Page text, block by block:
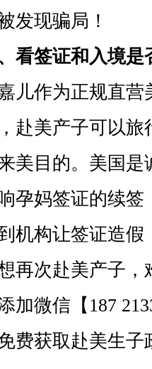
发现骗局！
看签证和入境是
作为正规直营
赴美产子可以
美目的。美国
孕妈签证的续
机构让签证造
再次赴美产子，
微信【187
费获取赴美生